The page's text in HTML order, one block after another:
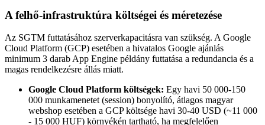
A felhő-infrastruktúra költségei és méretezése
Az SGTM futtatásához szerverkapacitásra van szükség. A Google
Cloud Platform (GCP) esetében a hivatalos Google ajánlás
minimum 3 darab App Engine példány futtatása a redundancia és a
magas rendelkezésre állás miatt.
Google Cloud Platform költségek: Egy havi 50 000-150
000 munkamenetet (session) bonyolító, átlagos magyar
webshop esetében a GCP költsége havi 30-40 USD (~11 000
- 15 000 HUF) környékén tartható, ha megfelelően